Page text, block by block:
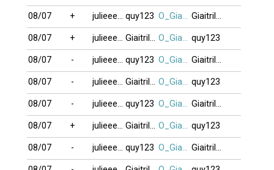
08/07 + julieeeb0o quy123 O_GiaBuiDoi Giaitrilavui
08/07 + julieeeb0o Giaitrilavui O_GiaBuiDoi quy123
08/07 - julieeeb0o quy123 O_GiaBuiDoi Giaitrilavui
08/07 - julieeeb0o Giaitrilavui O_GiaBuiDoi quy123
08/07 - julieeeb0o quy123 O_GiaBuiDoi Giaitrilavui
08/07 + julieeeb0o Giaitrilavui O_GiaBuiDoi quy123
08/07 - julieeeb0o quy123 O_GiaBuiDoi Giaitrilavui